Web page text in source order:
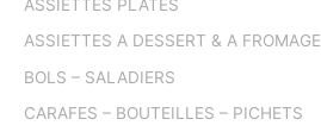
ASSIETTES PLATES
ASSIETTES A DESSERT & A FROMAGE
BOLS – SALADIERS
CARAFES – BOUTEILLES – PICHETS